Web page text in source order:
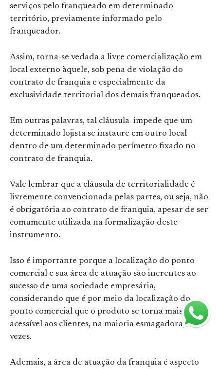
serviços pelo franqueado em determinado
território, previamente informado pelo
franqueador.
Assim, torna-se vedada a livre comercialização em
local externo àquele, sob pena de violação do
contrato de franquia e especialmente da
exclusividade territorial dos demais franqueados.
Em outras palavras, tal cláusula impede que um
determinado lojista se instaure em outro local
dentro de um determinado perímetro fixado no
contrato de franquia.
Vale lembrar que a cláusula de territorialidade é
livremente convencionada pelas partes, ou seja, não
é obrigatória ao contrato de franquia, apesar de ser
comumente utilizada na formalização deste
instrumento.
Isso é importante porque a localização do ponto
comercial e sua área de atuação são inerentes ao
sucesso de uma sociedade empresária,
considerando que é por meio da localização do
ponto comercial que o produto se torna mais
acessível aos clientes, na maioria esmagadora das
vezes.
Ademais, a área de atuação da franquia é aspecto